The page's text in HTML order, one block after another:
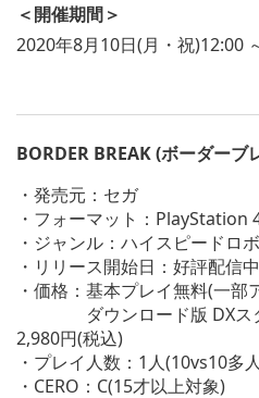
＜開催期間＞
2020年8月10日(月・祝)12:00
BORDER BREAK (ボーダーブ
・発売元：セガ
・フォーマット：PlayStation
・ジャンル：ハイスピードロ
・リリース開始日：好評配信中
・価格：基本プレイ無料(一部
ダウンロード版 DXスタ
2,980円(税込)
・プレイ人数：1人(10vs10多
・CERO：C(15才以上対象)